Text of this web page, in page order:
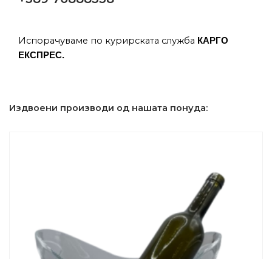
Испорачуваме по курирската служба КАРГО
ЕКСПРЕС.
Издвоени производи од нашата понуда: